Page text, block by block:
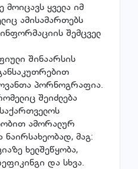
მოიცავს ყველა იმ
ამისამართებს
ინფორმაციის შემცველ
შინაარსის
პორნოგრაფია.
შეიძლება
ამორალურ
ნაირსახეობად, მაგ:
ხელშეწყობა,
და სხვა.